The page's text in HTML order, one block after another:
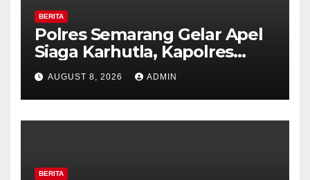
BERITA
Polres Semarang Gelar Apel
Siaga Karhutla, Kapolres
Tekankan Sinergi dan
Kesiapsiagaan Hadapi Musim
Kemarau.
AUGUST 8, 2026 ADMIN
BERITA